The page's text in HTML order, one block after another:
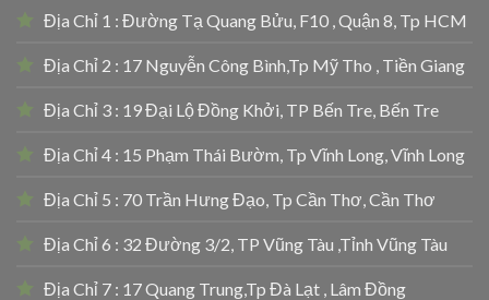
Địa Chỉ 1 : Đường Tạ Quang Bửu, F10 , Quận 8, Tp HCM
Địa Chỉ 2 : 17 Nguyễn Công Bình,Tp Mỹ Tho , Tiền Giang
Địa Chỉ 3 : 19 Đại Lộ Đồng Khởi, TP Bến Tre, Bến Tre
Địa Chỉ 4 : 15 Phạm Thái Bườm, Tp Vĩnh Long, Vĩnh Long
Địa Chỉ 5 : 70 Trần Hưng Đạo, Tp Cần Thơ, Cần Thơ
Địa Chỉ 6 : 32 Đường 3/2, TP Vũng Tàu ,Tỉnh Vũng Tàu
Địa Chỉ 7 : 17 Quang Trung,Tp Đà Lạt , Lâm Đồng